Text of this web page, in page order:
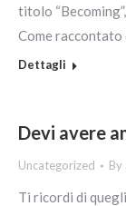
titolo
Come raccontato
Dettagli
Devi avere
Uncategorized By
Ti ricordi di